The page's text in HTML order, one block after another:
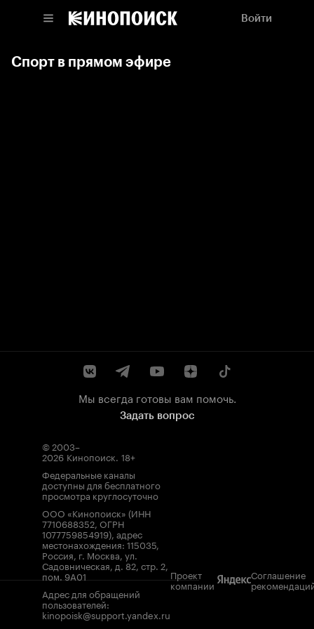
Войти
Спорт в прямом эфире
Мы всегда готовы вам помочь.
Задать вопрос
© 2003–
2026 Кинопоиск. 18+
Федеральные каналы
доступны для бесплатного
просмотра круглосуточно
ООО «Кинопоиск» (ИНН
7710688352, ОГРН
1077759854919), адрес
местонахождения: 115035,
Россия, г. Москва, ул.
Садовническая, д. 82, стр. 2,
пом. 9А01
Адрес для обращений
пользователей:
kinopoisk@support.yandex.ru
Проект
компании
Соглашение